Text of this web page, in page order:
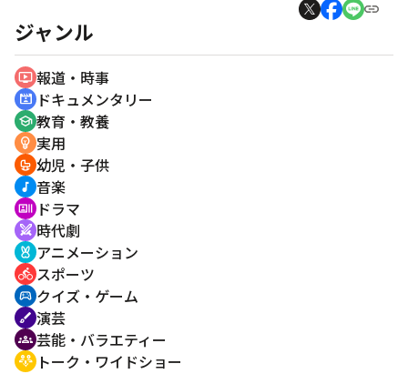
ジャンル
ondemand_video 報道・時事
cinematic_blur ドキュメンタリー
school 教育・教養
emoji_objects 実用
crib 幼児・子供
music_note 音楽
recent_actors ドラマ
swords 時代劇
cruelty_free アニメーション
directions_bike スポーツ
sports_esports クイズ・ゲーム
brush 演芸
groups 芸能・バラエティー
adaptive_audio_mic トーク・ワイドショー